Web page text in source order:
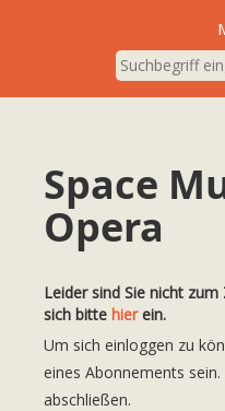
Space
Opera
Leider sind Sie nicht
sich bitte hierein.
Um sich einloggen zu
eines Abonnements
abschließen.